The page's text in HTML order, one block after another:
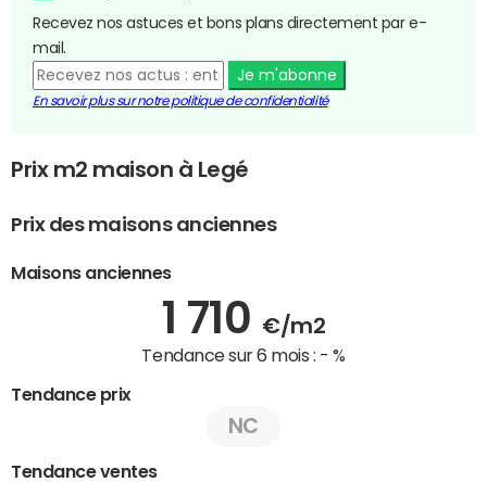
Recevez nos astuces et bons plans directement par e-
mail.
Je m'abonne
En savoir plus sur notre politique de confidentialité
Prix m2 maison à Legé
Prix des maisons anciennes
Maisons anciennes
1 710 €/m2
Tendance sur 6 mois : - %
Tendance prix
NC
Tendance ventes